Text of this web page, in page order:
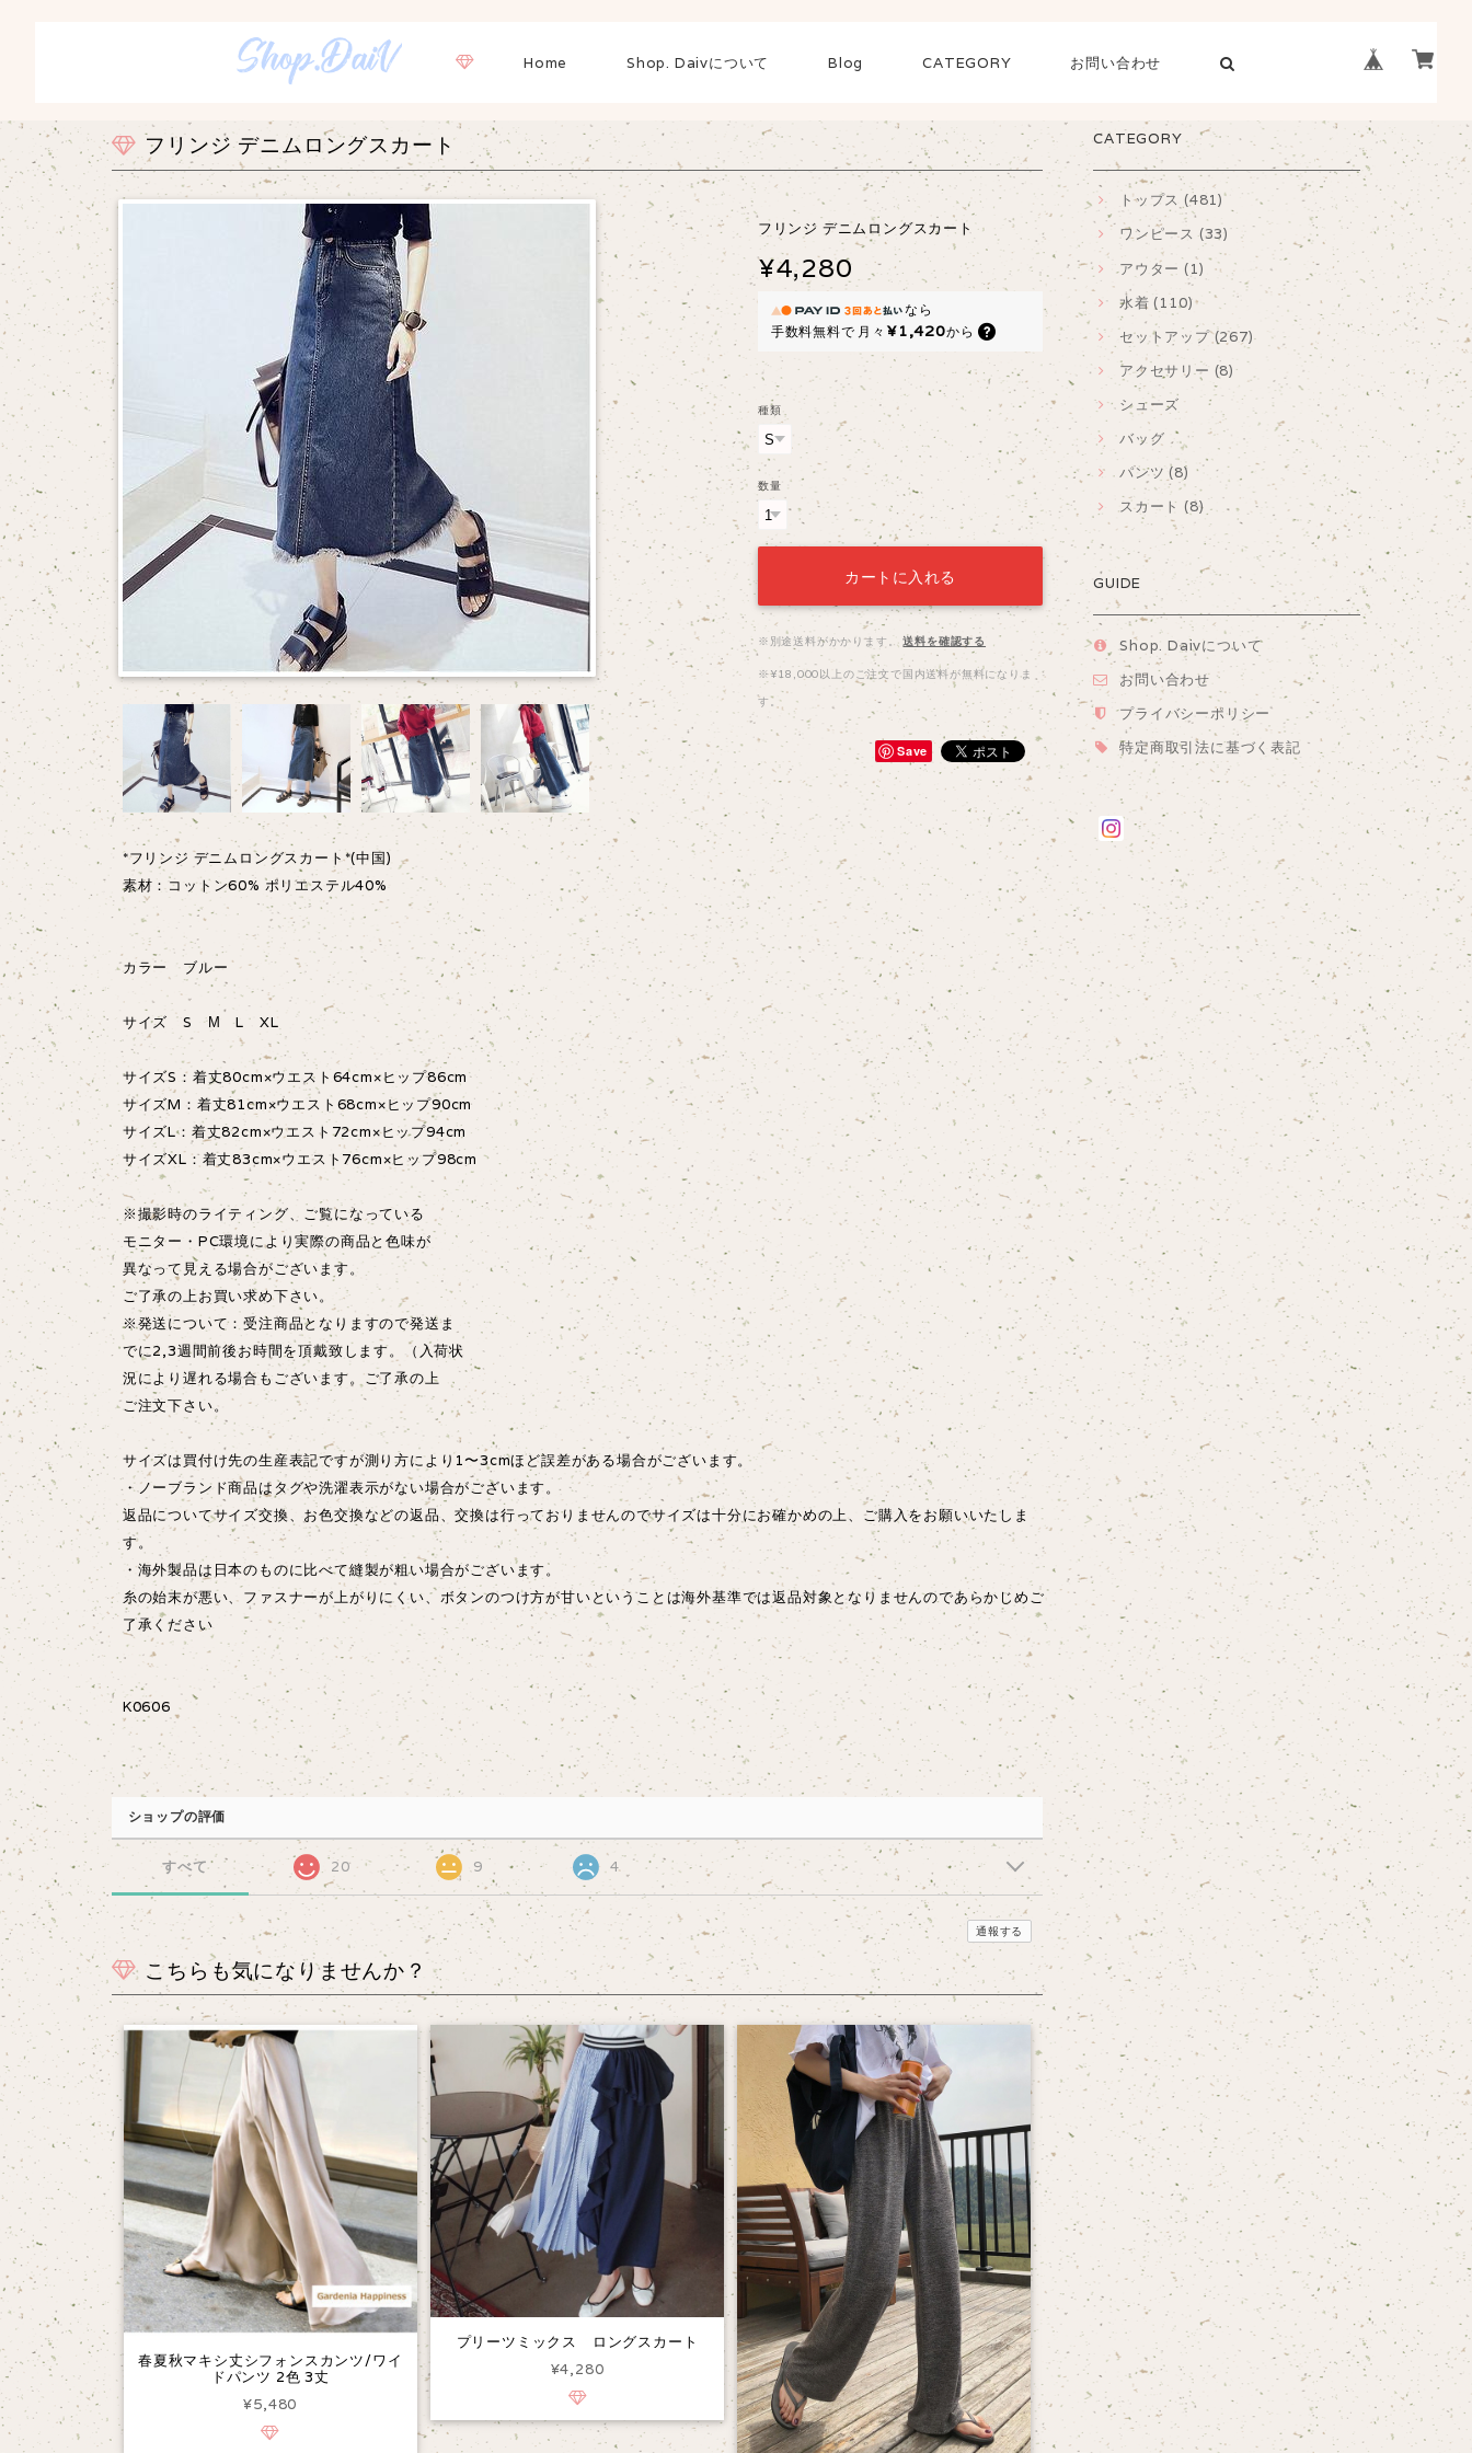
Home Shop. Daivについて Blog CATEGORY お問い合わせ
フリンジ デニムロングスカート
フリンジ デニムロングスカート
¥4,280
なら
手数料無料で 月々 ¥1,420から
種類
数量
カートに入れる
※別途送料がかかります。 送料を確認する
※¥18,000以上のご注文で国内送料が無料になりま
す。
Save
*フリンジ デニムロングスカート*(中国)
素材：コットン60% ポリエステル40%
カラー ブルー
サイズ S М L XL
サイズS：着丈80cm×ウエスト64cm×ヒップ86cm
サイズM：着丈81cm×ウエスト68cm×ヒップ90cm
サイズL：着丈82cm×ウエスト72cm×ヒップ94cm
サイズXL：着丈83cm×ウエスト76cm×ヒップ98cm
※撮影時のライティング、ご覧になっている
モニター・PC環境により実際の商品と色味が
異なって見える場合がございます。
ご了承の上お買い求め下さい。
※発送について：受注商品となりますので発送ま
でに2,3週間前後お時間を頂戴致します。（入荷状
況により遅れる場合もございます。ご了承の上
ご注文下さい。
サイズは買付け先の生産表記ですが測り方により1〜3cmほど誤差がある場合がございます。
・ノーブランド商品はタグや洗濯表示がない場合がございます。
返品についてサイズ交換、お色交換などの返品、交換は行っておりませんのでサイズは十分にお確かめの上、ご購入をお願いいたしま
す。
・海外製品は日本のものに比べて縫製が粗い場合がございます。
糸の始末が悪い、ファスナーが上がりにくい、ボタンのつけ方が甘いということは海外基準では返品対象となりませんのであらかじめご
了承ください
K0606
ショップの評価
すべて 20 9 4
通報する
こちらも気になりませんか？
春夏秋マキシ丈シフォンスカンツ/ワイ
ドパンツ 2色 3丈
¥5,480
プリーツミックス ロングスカート
¥4,280
CATEGORY
トップス (481)
ワンピース (33)
アウター (1)
水着 (110)
セットアップ (267)
アクセサリー (8)
シューズ
バッグ
パンツ (8)
スカート (8)
GUIDE
Shop. Daivについて
お問い合わせ
プライバシーポリシー
特定商取引法に基づく表記